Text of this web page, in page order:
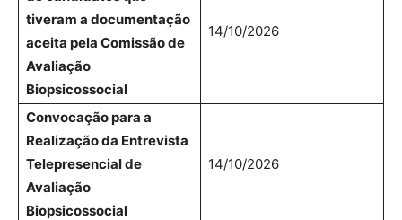
tiveram a documentação
aceita pela Comissão de
Avaliação
Biopsicossocial
14/10/2026
Convocação para a
Realização da Entrevista
Telepresencial de
Avaliação
Biopsicossocial
14/10/2026